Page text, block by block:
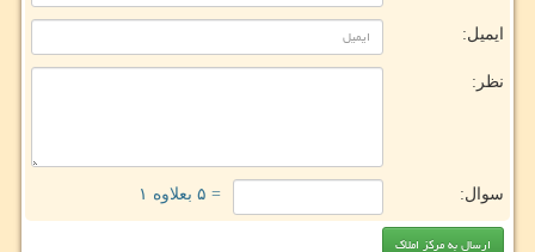
ایمیل:
نظر:
سوال: = ۵ بعلاوه ۱